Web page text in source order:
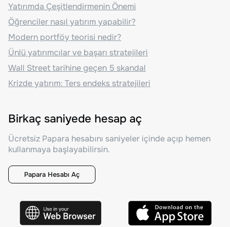
Yatırımda Çeşitlendirmenin Önemi
Öğrenciler nasıl yatırım yapabilir?
Modern portföy teorisi nedir?
Ünlü yatırımcılar ve başarı stratejileri
Wall Street tarihine geçen 5 skandal
Krizde yatırım: Ters endeks stratejileri
Birkaç saniyede hesap aç
Ücretsiz Papara hesabını saniyeler içinde açıp hemen
kullanmaya başlayabilirsin.
Papara Hesabı Aç